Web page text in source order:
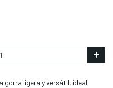
gorra ligera y versátil, ideal